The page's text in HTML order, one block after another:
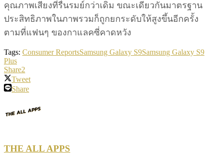
คุณภาพเสียงที่รื่นรมย์กว่าเดิม ขณะเดียวกันมาตรฐาน
ประสิทธิภาพในภาพรวมก็ถูกยกระดับให้สูงขึ้นอีกครั้ง
ตามที่แฟนๆ ของกาแลคซี่คาดหวัง
Tags: Consumer ReportsSamsung Galaxy S9Samsung Galaxy S9
Plus
Share2
Tweet
Share
THE ALL APPS